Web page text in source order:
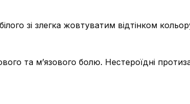
зі злегка жовтуватим відтінком
та м’язового болю. Нестероїдні